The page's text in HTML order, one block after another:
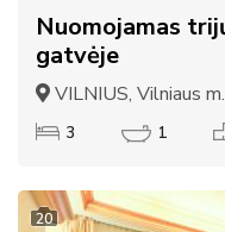
Nuomojamas
gatvėje
VILNIUS, Vilniaus
3 1
20